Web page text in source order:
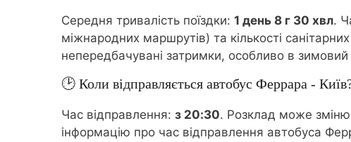
Середня тривалість поїздки: 1 день 8 г 30 хвл.
міжнародних маршрутів) та кількості
непередбачувані затримки, особливо в зимовий
🕑 Коли відправляється автобус Феррара -
Час відправлення: з 20:30. Розклад може
інформацію про час відправлення автобуса